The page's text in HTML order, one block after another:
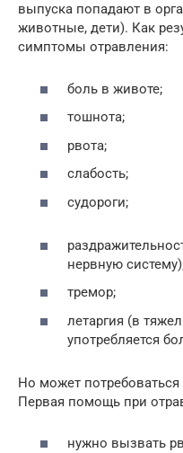
выпуска попадают в
животные, дети). Как
симптомы отравления:
боль в животе;
тошнота;
рвота;
слабость;
судороги;
нервную
тремор;
летаргия (в
употребляется
Но может
Первая помощь при
нужно вызвать